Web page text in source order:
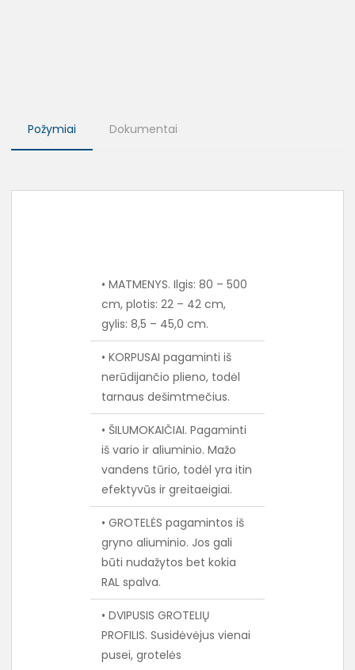
Požymiai Dokumentai
• MATMENYS. Ilgis: 80 – 500
cm, plotis: 22 – 42 cm,
gylis: 8,5 – 45,0 cm.
• KORPUSAI pagaminti iš
nerūdijančio plieno, todėl
tarnaus dešimtmečius.
• ŠILUMOKAIČIAI. Pagaminti
iš vario ir aliuminio. Mažo
vandens tūrio, todėl yra itin
efektyvūs ir greitaeigiai.
• GROTELĖS pagamintos iš
gryno aliuminio. Jos gali
būti nudažytos bet kokia
RAL spalva.
• DVIPUSIS GROTELIŲ
PROFILIS. Susidėvėjus vienai
pusei, grotelės